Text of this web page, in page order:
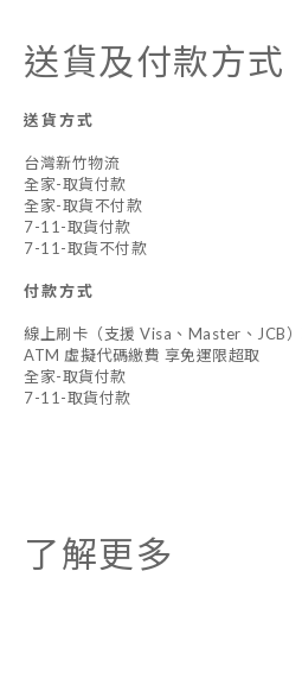
送貨及付款方式
送貨方式
台灣新竹物流
全家-取貨付款
全家-取貨不付款
7-11-取貨付款
7-11-取貨不付款
付款方式
線上刷卡（支援 Visa、Master、JCB
ATM 虛擬代碼繳費 享免運限超取
全家-取貨付款
7-11-取貨付款
了解更多